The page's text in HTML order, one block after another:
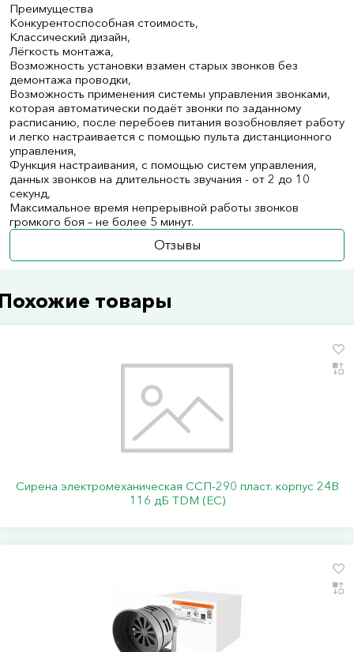
Преимущества
Конкурентоспособная стоимость,
Классический дизайн,
Лёгкость монтажа,
Возможность установки взамен старых звонков без
демонтажа проводки,
Возможность применения системы управления звонками,
которая автоматически подаёт звонки по заданному
расписанию, после перебоев питания возобновляет работу
и легко настраивается с помощью пульта дистанционного
управления,
Функция настраивания, с помощью систем управления,
данных звонков на длительность звучания - от 2 до 10
секунд,
Максимальное время непрерывной работы звонков
громкого боя – не более 5 минут.
Отзывы
товары
Сирена электромеханическая ССП-290 пласт. корпус 24В
116 дБ TDM (ЕС)